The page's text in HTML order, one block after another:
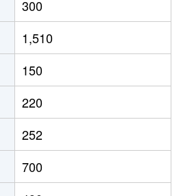
300
1,510
150
220
252
700